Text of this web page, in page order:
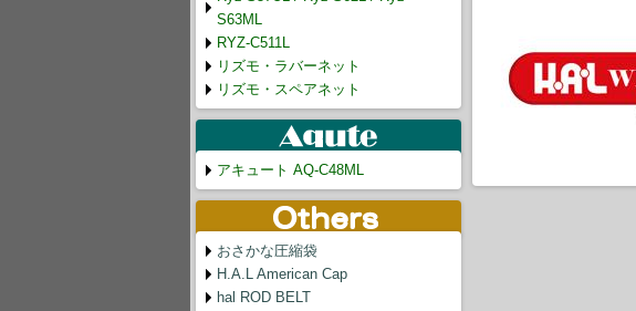
S63ML
RYZ-C511L
リズモ・ラバーネット
リズモ・スペアネット
アキュート AQ-C48ML
おさかな圧縮袋
H.A.L American Cap
hal ROD BELT